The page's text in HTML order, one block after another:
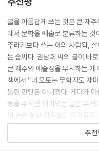
요한 부품처럼 느껴져서 선뜻
고 생각했던 부품이 알고 보면
때는 부품을 담을 비닐봉지가
부품인지 비닐봉지인지 구분하
되도록 깔끔한 번역을 위해서
없이 버리자.
--- p.188~189
“아사다 지로의 우아하고 수려
작품에 붙은 독자의 평이다. 나
작가를 위한 들러리 역자로 남을
말 자유로운 영혼일 것 같지 않음
에 대해 세간에 퍼져 있던 이와
장으로 생계유지형 번역가가 될
적인 삶의 고백은 많은 이에게
지금은 일본문학을 즐겨 읽는 독
산다’는 이야기를 들을 정도로
탄탄대로를 걸어온 것은 아니다
‘잉여인간’으로 지내면서도 손
번역이었다. 그러나 우연히 맡게
은 영미권 소설 중역에 대리 번
은 번역료 600원이라는 어두컴
다행히 자신감과 자기긍정감이
하고 더욱 적극적으로 기획하고
글을 아름답게 쓰는 것은 큰 재
래서 문학을 예술로 분류하는 것
주라기보다 쓰는 이의 사람됨,
는 솜씨다. 권남희 씨의 글이 바
큰 재주와 예술성을 무시하는 게
책에서 “내 모토는 무학자도 재
틀린 판단은 아니겠다. 게다가
동을 주지만 재미있는 글은 무
의 글은 항상 감동보다 즐거움을
직업은 없어도 일거리는 많은
생하게 드러내는 이 책은 지은
추천